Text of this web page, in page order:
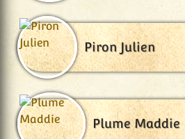
Piron Julien
Plume Maddie